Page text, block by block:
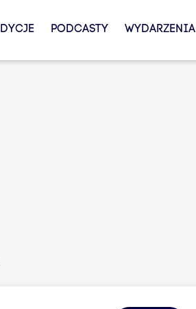
PODCASTY WYDARZENIA